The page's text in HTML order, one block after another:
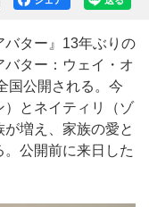
ター』13年ぶりの
ター：ウェイ・オ
国公開される。今
）とネイティリ（ゾ
増え、家族の愛と
公開前に来日した